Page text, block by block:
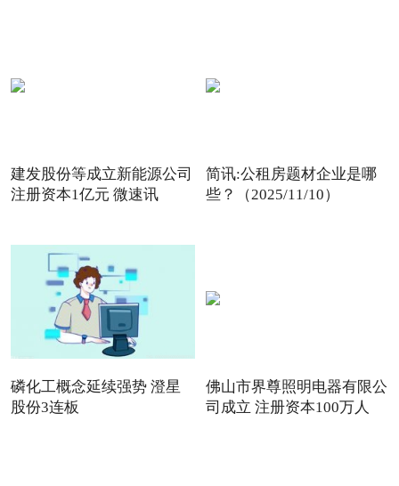
建发股份等成立新能源公司
注册资本1亿元 微速讯
简讯:公租房题材企业是哪
些？（2025/11/10）
磷化工概念延续强势 澄星
股份3连板
佛山市界尊照明电器有限公
司成立 注册资本100万人